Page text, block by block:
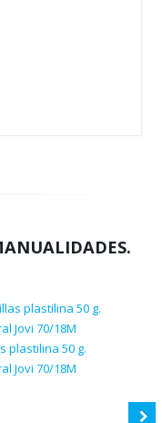
plastilina 50 g.
Jovi 70/18M